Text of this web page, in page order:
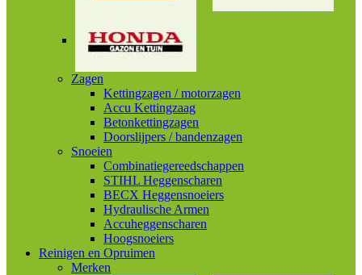
Zagen
Kettingzagen / motorzagen
Accu Kettingzaag
Betonkettingzagen
Doorslijpers / bandenzagen
Snoeien
Combinatiegereedschappen
STIHL Heggenscharen
BECX Heggensnoeiers
Hydraulische Armen
Accuheggenscharen
Hoogsnoeiers
Reinigen en Opruimen
Merken